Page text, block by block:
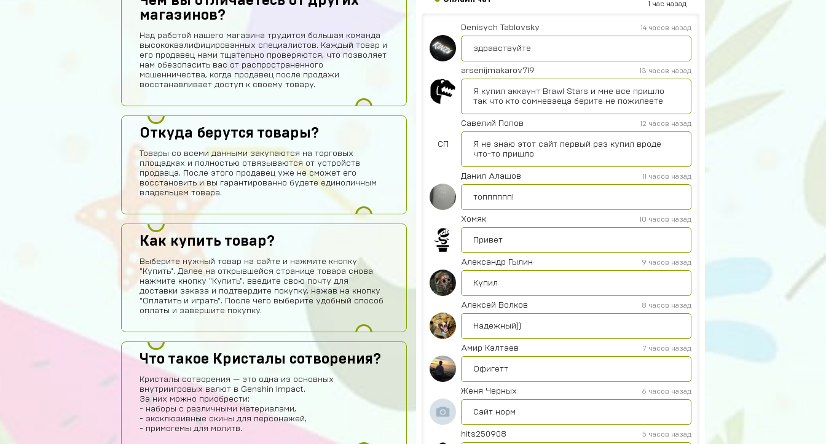
магазинов?
Над работой нашего магазина трудится большая команда
высококвалифицированных специалистов. Каждый товар и
его продавец нами тщательно проверяются, что позволяет
нам обезопасить вас от распространенного
мошенничества, когда продавец после продажи
восстанавливает доступ к своему товару.
Откуда берутся товары?
Товары со всеми данными закупаются на торговых
площадках и полностью отвязываются от устройств
продавца. После этого продавец уже не сможет его
восстановить и вы гарантированно будете единоличным
владельцем товара.
Как купить товар?
Выберите нужный товар на сайте и нажмите кнопку
"Купить". Далее на открывшейся странице товара снова
нажмите кнопку "Купить", введите свою почту для
доставки заказа и подтвердите покупку, нажав на кнопку
"Оплатить и играть". После чего выберите удобный способ
оплаты и завершите покупку.
Что такое Кристалы сотворения?
Кристалы сотворения — это одна из основных
внутриигровых валют в Genshin Impact.
За них можно приобрести:
- наборы с различными материалами,
- эксклюзивные скины для персонажей,
- примогемы для молитв.
1 час назад
Denisych Tablovsky 14 часов назад
здравствуйте
arsenijmakarov719 13 часов назад
Я купил аккаунт Brawl Stars и мне все пришло
так что кто сомневаеца берите не пожилеете
СП
Савелий Попов 12 часов назад
Я не знаю этот сайт первый раз купил вроде
что-то пришло
Данил Алашов 11 часов назад
топппппп!
Хомяк 10 часов назад
Привет
Александр Гылин 9 часов назад
Купил
Алексей Волков 8 часов назад
Надежный))
Амир Калтаев 7 часов назад
Офигетт
Женя Черных 6 часов назад
Сайт норм
hits250908 5 часов назад